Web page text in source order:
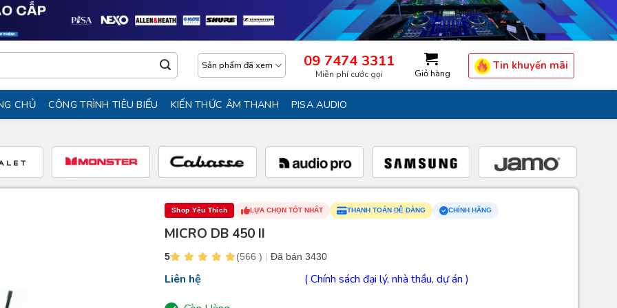
Sản phẩm đã xem 09 7474 3311
Miễn phí cước gọi Giỏ hàng
Tin khuyến mãi
CHỦ CÔNG TRÌNH TIÊU BIỂU KIẾN THỨC ÂM THANH
PISA AUDIO
Shop Yêu Thích LỰA CHỌN TỐT NHẤT THANH TOÁN DỄ DÀNG CHÍNH HÃNG
MICRO DB 450 II
5 (566 ) | Đã bán 3430
Liên hệ
( Chính sách đại lý, nhà thầu, dự án )